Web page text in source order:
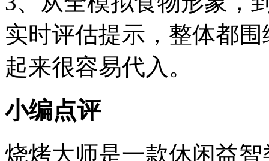
实时评估提示，整体都
起来很容易代入。
小编点评
烧烤大师是一款休闲益